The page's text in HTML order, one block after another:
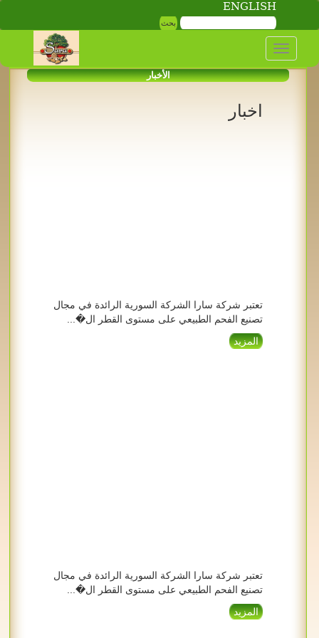
ENGLISH
Toggle
navigation
الأخبار
اخبار
تعتبر شركة سارا الشركة السورية الرائدة في مجال
تصنيع الفحم الطبيعي على مستوى القطر ال�...
المزيد
تعتبر شركة سارا الشركة السورية الرائدة في مجال
تصنيع الفحم الطبيعي على مستوى القطر ال�...
المزيد